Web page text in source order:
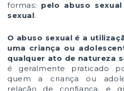
formas: pelo abuso
sexual.
O abuso sexual é a
uma criança ou
qualquer ato de natureza
é geralmente praticado
quem a criança ou
relação de confiança, e